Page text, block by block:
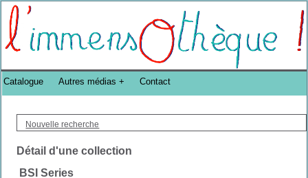
Bibliothèque DoucheFLUX Bibliotheek -->
Nouvelle recherche
Détail d'une collection
BSI Series
Catalogue Autres médias Contact